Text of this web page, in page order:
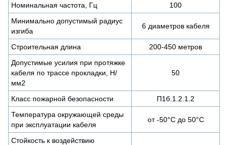
Номинальная частота, Гц
100
Минимально допустимый радиус
изгиба
6 диаметров кабеля
Строительная длина
200-450 метров
Допустимые усилия при протяжке
кабеля по трассе прокладки, Н/
мм2
50
Класс пожарной безопасности
П1б.1.2.1.2
Температура окружающей среды
при эксплуатации кабеля
от -50°С до 50°С
Стойкость к воздействию